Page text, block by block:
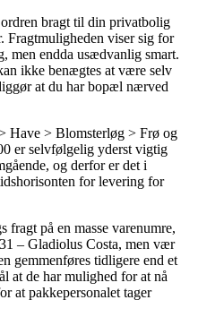
bragt til din privatbolig
Fragtmuligheden viser sig for
men endda usædvanlig smart.
ikke benægtes at være selv
at du har bopæl nærved
Have > Blomsterløg > Frø og
er selvfølgelig yderst vigtig
og derfor er det i
for levering for
fragt på en masse varenumre,
– Gladiolus Costa, men vær
gemmenføres tidligere end et
at de har mulighed for at nå
at pakkepersonalet tager